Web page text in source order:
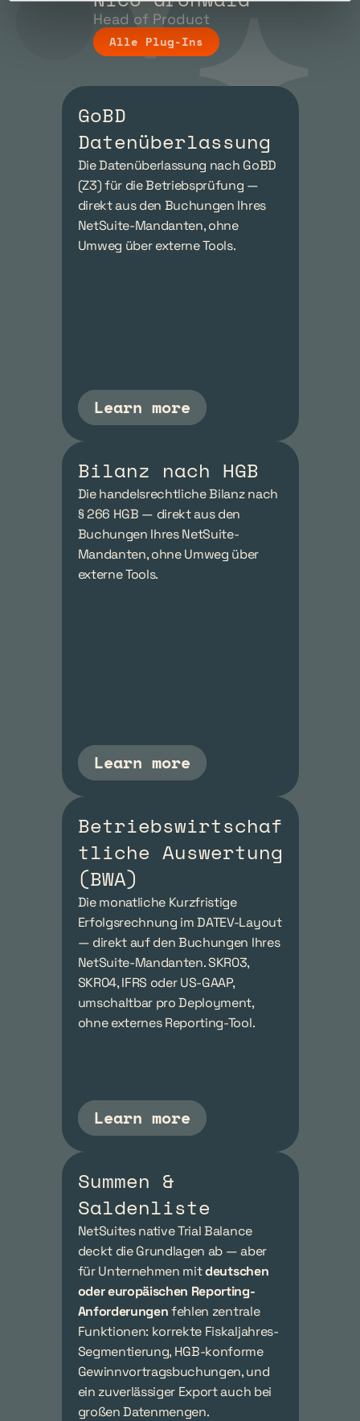
Head of Product
Alle Plug-Ins
GoBD
Datenüberlassung
Die Datenüberlassung nach GoBD
(Z3) für die Betriebsprüfung —
direkt aus den Buchungen Ihres
NetSuite-Mandanten, ohne
Umweg über externe Tools.
Learn more
Bilanz nach HGB
Die handelsrechtliche Bilanz nach
§ 266 HGB — direkt aus den
Buchungen Ihres NetSuite-
Mandanten, ohne Umweg über
externe Tools.
Learn more
Betriebswirtschaf
tliche Auswertung
(BWA)
Die monatliche Kurzfristige
Erfolgsrechnung im DATEV-Layout
— direkt auf den Buchungen Ihres
NetSuite-Mandanten. SKR03,
SKR04, IFRS oder US-GAAP,
umschaltbar pro Deployment,
ohne externes Reporting-Tool.
Learn more
Summen &
Saldenliste
NetSuites native Trial Balance
deckt die Grundlagen ab — aber
für Unternehmen mit deutschen
oder europäischen Reporting-
Anforderungen fehlen zentrale
Funktionen: korrekte Fiskaljahres-
Segmentierung, HGB-konforme
Gewinnvortragsbuchungen, und
ein zuverlässiger Export auch bei
großen Datenmengen.